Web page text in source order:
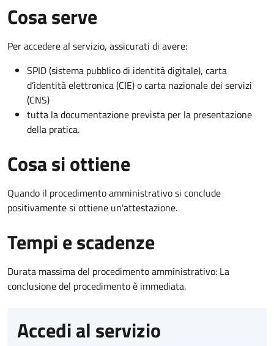
Cosa serve
Per accedere al servizio, assicurati di avere:
SPID (sistema pubblico di identità digitale), carta
d’identità elettronica (CIE) o carta nazionale dei servizi
(CNS)
tutta la documentazione prevista per la presentazione
della pratica.
Cosa si ottiene
Quando il procedimento amministrativo si conclude
positivamente si ottiene un'attestazione.
Tempi e scadenze
Durata massima del procedimento amministrativo: La
conclusione del procedimento è immediata.
Accedi al servizio